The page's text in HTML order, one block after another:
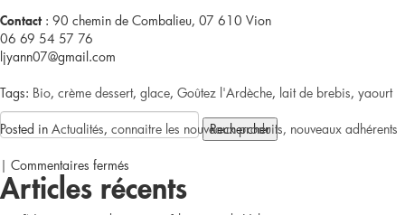
Contact : 90 chemin de Combalieu, 07 610 Vion
06 69 54 57 76
ljyann07@gmail.com
Tags: Bio, crème dessert, glace, Goûtez l'Ardèche, lait de brebis, yaourt
Posted in Actualités, connaitre les nouveaux produits, nouveaux adhérents
| Commentaires fermés
[Nouveaux
Rechercher :
Articles récents